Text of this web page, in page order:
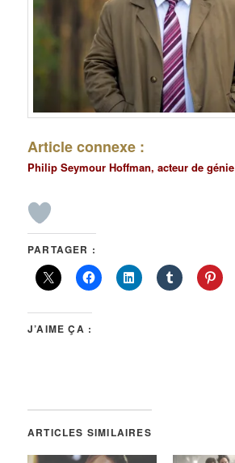
Article connexe :
Philip Seymour Hoffman, acteur de génie
PARTAGER :
J’AIME ÇA :
ARTICLES SIMILAIRES